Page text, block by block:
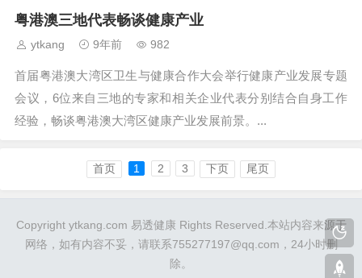
粤港澳三地代表畅谈健康产业
ytkang 9年前 982
首届粤港澳大湾区卫生与健康合作大会举行健康产业发展专题
会议，6位来自三地的专家和相关企业代表分别结合自身工作
经验，畅谈粤港澳大湾区健康产业发展前景。...
首页 1 2 3 下页 尾页
Copyright ytkang.com 易透健康 Rights Reserved.本站内容来源于
网络，如有内容不妥，请联系755277197@qq.com，24小时删
除。